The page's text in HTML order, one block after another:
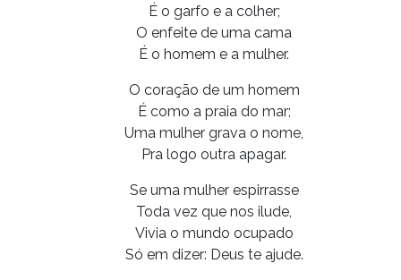
É o garfo e a colher;
O enfeite de uma cama
É o homem e a mulher.
O coração de um homem
É como a praia do mar;
Uma mulher grava o nome,
Pra logo outra apagar.
Se uma mulher espirrasse
Toda vez que nos ilude,
Vivia o mundo ocupado
Só em dizer: Deus te ajude.